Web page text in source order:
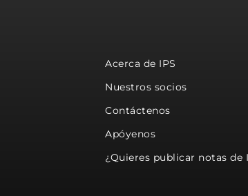
Acerca de IPS
Nuestros socios
Contáctenos
Apóyenos
¿Quieres publicar notas de